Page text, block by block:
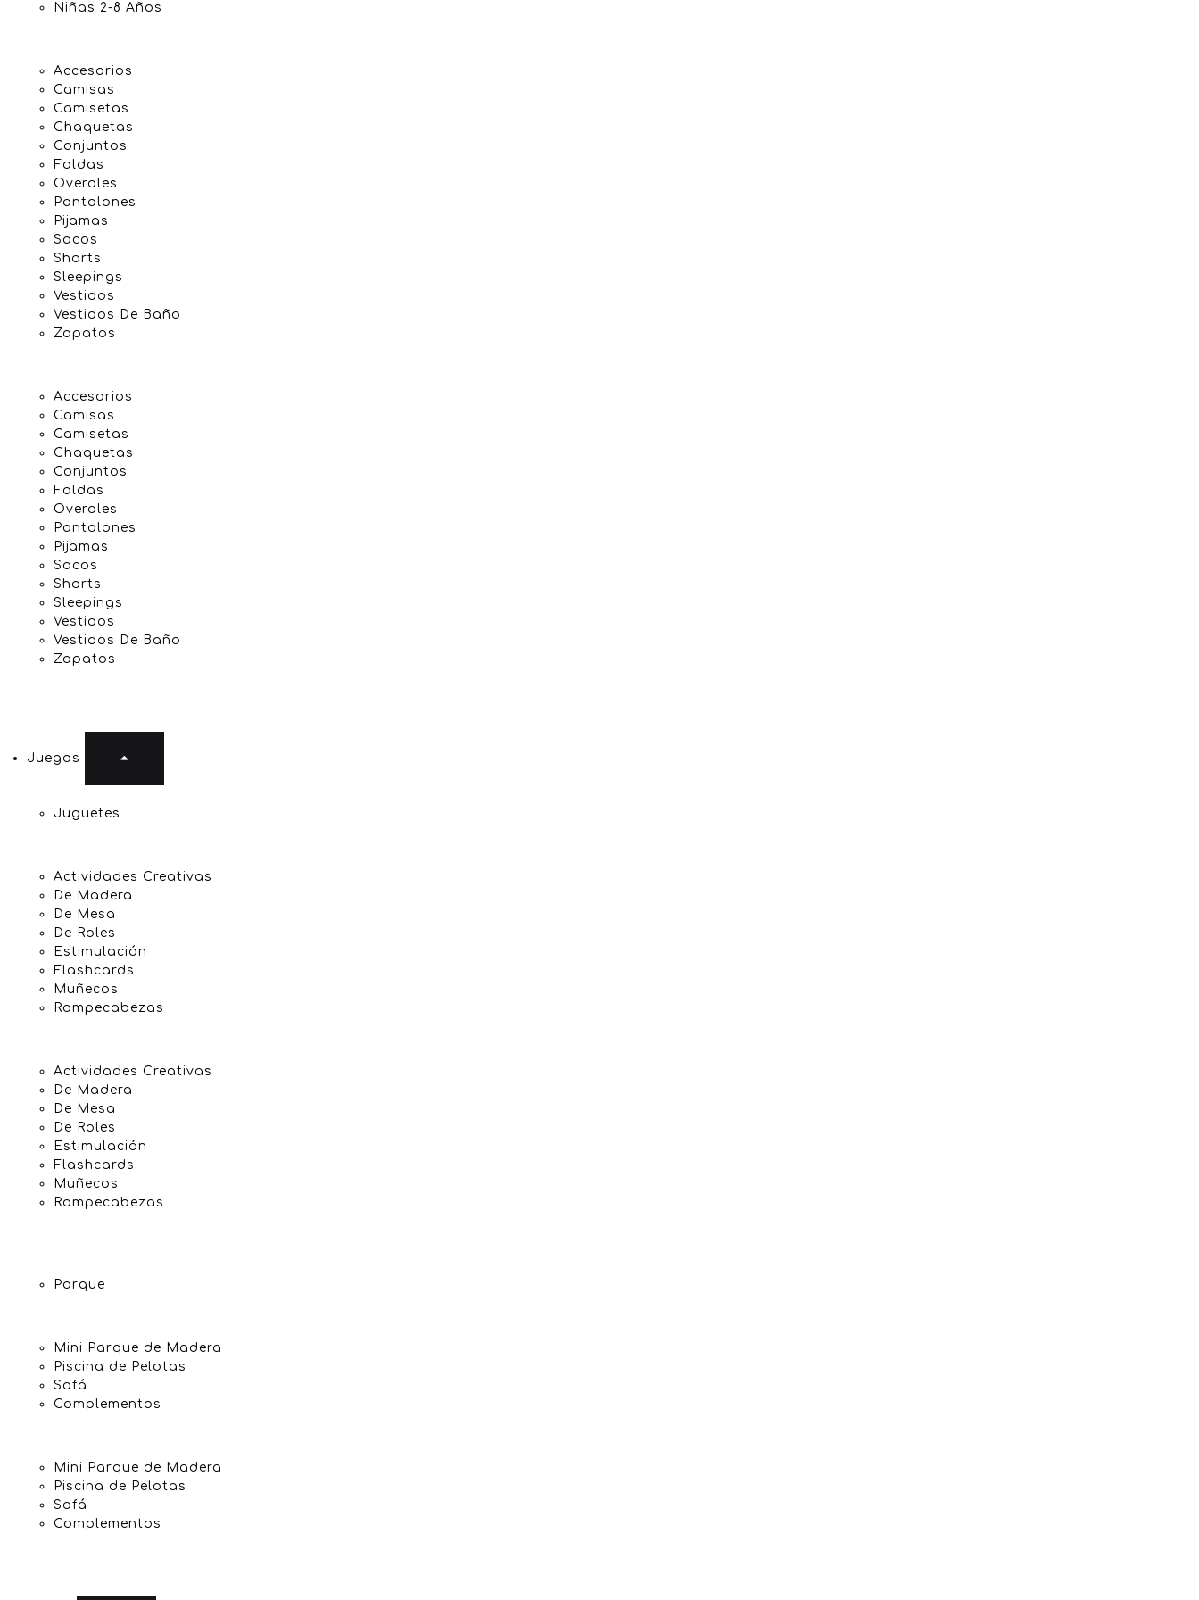
Niñas 2-8 Años
Accesorios
Camisas
Camisetas
Chaquetas
Conjuntos
Faldas
Overoles
Pantalones
Pijamas
Sacos
Shorts
Sleepings
Vestidos
Vestidos De Baño
Zapatos
Accesorios
Camisas
Camisetas
Chaquetas
Conjuntos
Faldas
Overoles
Pantalones
Pijamas
Sacos
Shorts
Sleepings
Vestidos
Vestidos De Baño
Zapatos
Juegos
Juguetes
Actividades Creativas
De Madera
De Mesa
De Roles
Estimulación
Flashcards
Muñecos
Rompecabezas
Actividades Creativas
De Madera
De Mesa
De Roles
Estimulación
Flashcards
Muñecos
Rompecabezas
Parque
Mini Parque de Madera
Piscina de Pelotas
Sofá
Complementos
Mini Parque de Madera
Piscina de Pelotas
Sofá
Complementos